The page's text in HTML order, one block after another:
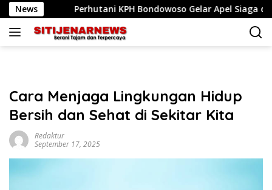
Langsung
ke
konten
News KPH Bondowoso Gelar Apel Siaga dan Simulasi
Cara Menjaga Lingkungan Hidup
Bersih dan Sehat di Sekitar Kita
Redaktur
September 17, 2025